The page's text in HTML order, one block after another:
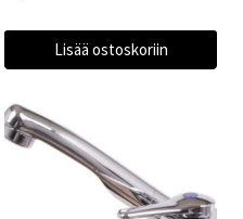
Lisää ostoskoriin